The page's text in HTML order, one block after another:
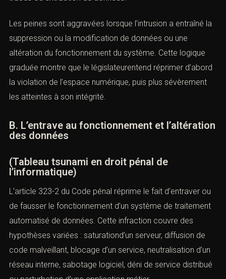
droits peuvent suffire. L’élément moral réside dans la
conscience du caractère non autorisé de l’accès ou du
maintien. En pratique, cetteconscience se déduit
souvent des circonstances : contournement de barrières
logiques, dissimulation, usage d’outils spécialisés,
effacement de traces ou extraction de données.
Les peines sont aggravées lorsque l’intrusion a entraîné
la suppression ou la modification de données ou une
graduée montre que le législateurentend réprimer
d’abord la violation de l’espace numérique, puis plus
sévèrement les atteintes à son intégrité.
B. L’entrave au fonctionnement et
l’altération des données
(Tableau tsunami en droit pénal de
l’informatique)
recherchez un avocat spécialisé en droit pénal ? Laissez-
coordonnées et nous vous contacterons.
ou tribunal compétent *
de contact